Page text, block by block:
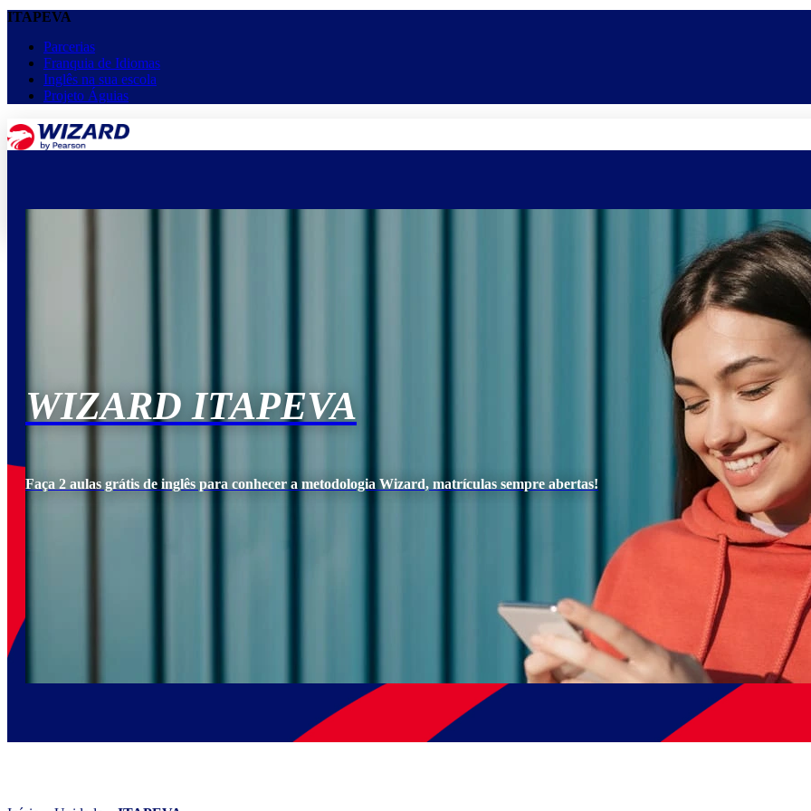
ITAPEVA
Parcerias
Franquia de Idiomas
Inglês na sua escola
Projeto Águias
Equipe
WIZARD ITAPEVA
Faça 2 aulas grátis de inglês para conhecer a metodologia Wizard, matrículas sempre abertas!